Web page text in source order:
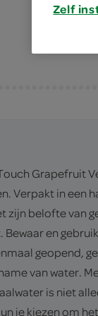
Grapefruit
Verpakt in een
belofte van
en
geopend,
van water.
is niet
je kiezen om
Zelf